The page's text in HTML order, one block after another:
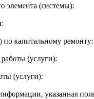
элемента (системы):
по капитальному ремонту:
(услуги):
(услуги):
указанная